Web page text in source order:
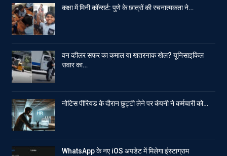
कक्षा में मिनी कॉन्सर्ट: पुणे के छात्रों की रचनात्मकता ने…
वन व्हीलर सफर का कमाल या खतरनाक खेल? यूनिसाइकिल
सवार का…
नोटिस पीरियड के दौरान छुट्टी लेने पर कंपनी ने कर्मचारी को…
WhatsApp के नए iOS अपडेट में मिलेगा इंस्टाग्राम